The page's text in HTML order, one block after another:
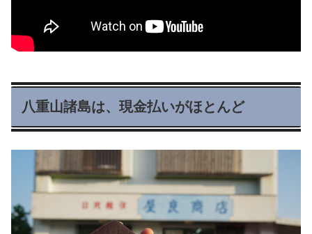
八重山諸島は、現金払いがほとんど